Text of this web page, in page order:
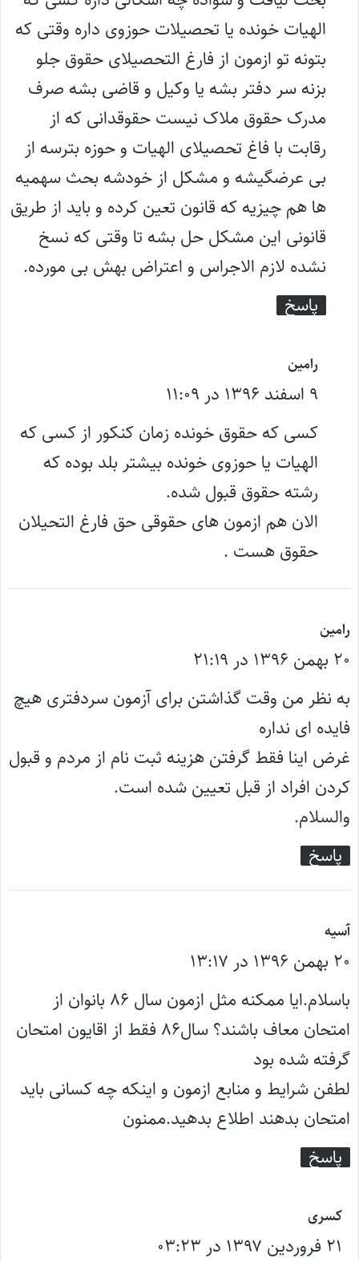
:
الهیات خونده یا تحصیلات حوزوی داره وقتی که
بتونه تو ازمون از فارغ التحصیلای حقوق جلو
بزنه سر دفتر بشه یا وکیل و قاضی بشه صرف
مدرک حقوق ملاک نیست حقوقدانی که از
رقابت با فاغ تحصیلای الهیات و حوزه بترسه از
بی عرضگیشه و مشکل از خودشه بحث سهمیه
ها هم چیزیه که قانون تعین کرده و باید از طریق
قانونی این مشکل حل بشه تا وقتی که نسخ
نشده لازم الاجراس و اعتراض بهش بی مورده.
پاسخ
رامین
ف
ت
:
۹ اسفند ۱۳۹۶ در ۱۱:۰۹
کسی که حقوق خونده زمان کنکور از کسی که
الهیات یا حوزوی خونده بیشتر بلد بوده که
رشته حقوق قبول شده.
الان هم ازمون های حقوقی حق فارغ التحیلان
حقوق هست .
رامین
ف
ت
:
۲۰ بهمن ۱۳۹۶ در ۲۱:۱۹
به نظر من وقت گذاشتن برای آزمون سردفتری هیچ
فایده ای نداره
غرض اینا فقط گرفتن هزینه ثبت نام از مردم و قبول
کردن افراد از قبل تعیین شده است.
والسلام.
پاسخ
آسیه
ف
ت
:
۲۰ بهمن ۱۳۹۶ در ۱۳:۱۷
باسلام.ایا ممکنه مثل ازمون سال ۸۶ بانوان از
امتحان معاف باشند؟ سال۸۶ فقط از اقایون امتحان
گرفته شده بود
لطفن شرایط و منابع ازمون و اینکه چه کسانی باید
امتحان بدهند اطلاع بدهید.ممنون
پاسخ
کسری
ف
۲۱ فروردین ۱۳۹۷ در ۰۳:۲۳